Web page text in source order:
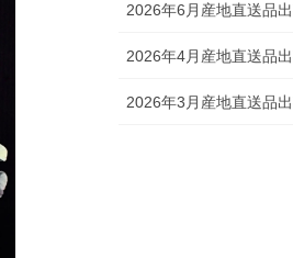
2026年6月産地直送品
2026年4月産地直送品
2026年3月産地直送品